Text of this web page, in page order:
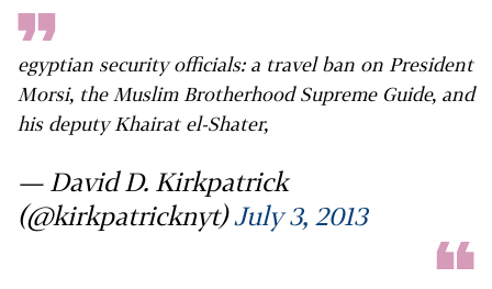
egyptian security officials: a travel ban on President
Morsi, the Muslim Brotherhood Supreme Guide, and
his deputy Khairat el-Shater,
— David D. Kirkpatrick
(@kirkpatricknyt)July 3, 2013